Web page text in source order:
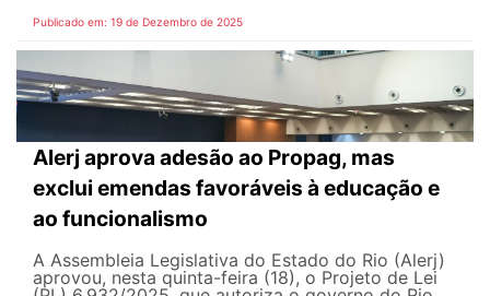
Publicado em: 19 de Dezembro de 2025
Alerj aprova adesão ao Propag, mas
exclui emendas favoráveis à educação e
ao funcionalismo
A Assembleia Legislativa do Estado do Rio (Alerj)
aprovou, nesta quinta-feira (18), o Projeto de Lei